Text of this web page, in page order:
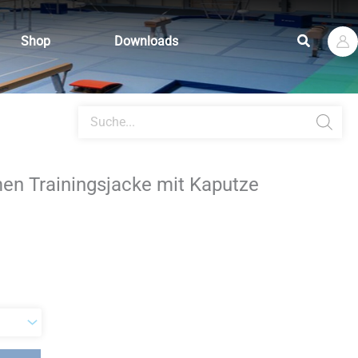
Shop Downloads Suchen
search
Trainingsjacke mit Kaputze